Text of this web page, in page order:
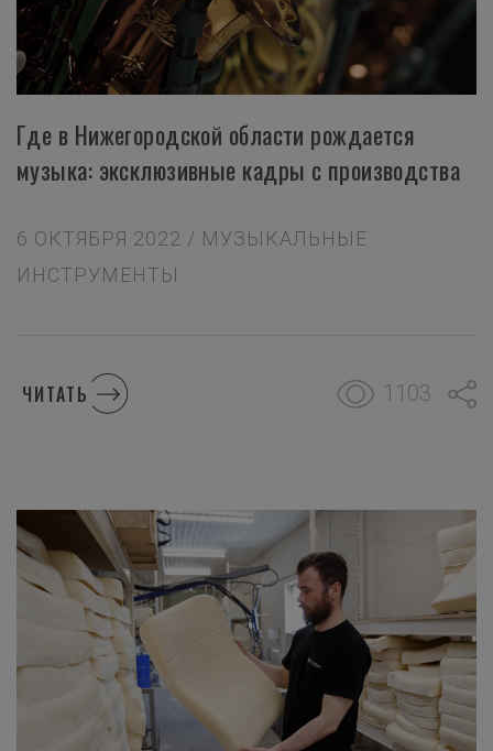
Где в Нижегородской области рождается
музыка: эксклюзивные кадры с производства
6 ОКТЯБРЯ 2022 / МУЗЫКАЛЬНЫЕ
ИНСТРУМЕНТЫ
ЧИТАТЬ 1103